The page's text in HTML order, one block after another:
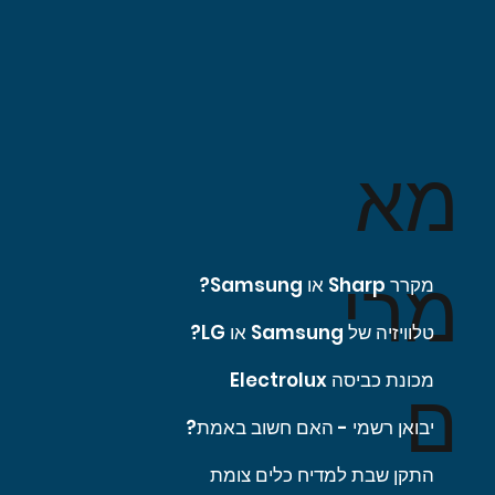
מא
מרי
ם
מקרר Sharp או Samsung?
טלוויזיה של Samsung או LG?
מכונת כביסה Electrolux
יבואן רשמי - האם חשוב באמת?
התקן שבת למדיח כלים צומת